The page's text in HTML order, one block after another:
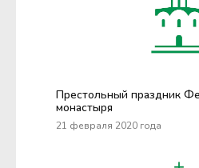
Престольный праздник
монастыря
21 февраля 2020 года